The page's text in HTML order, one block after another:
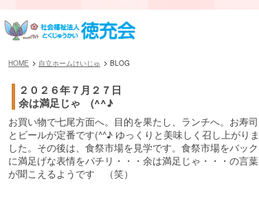
HOME 自立ホームけいじゅ BLOG
２０２６年７月２７日
余は満足じゃ (^^♪
お買い物で七尾方面へ。目的を果たし、ランチへ。お寿司
とビールが定番です(^^♪ ゆっくりと美味しく召し上がりま
した。その後は、食祭市場を見学です。食祭市場をバック
に満足げな表情をパチリ・・・余は満足じゃ・・・の言葉
が聞こえるようです （笑）